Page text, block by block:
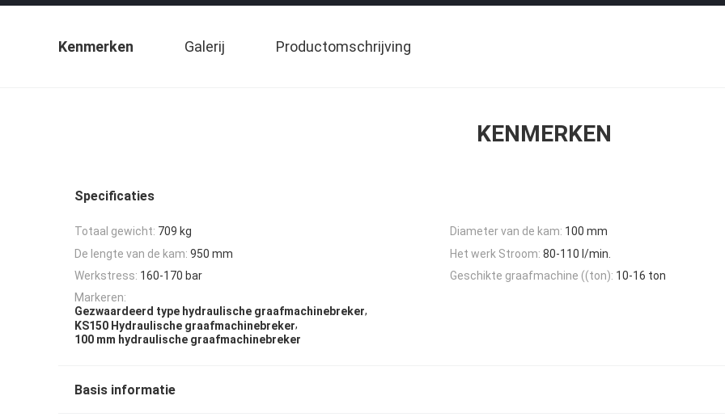
Kenmerken Galerij Productomschrijving
KENMERKEN
Specificaties
Totaal gewicht: 709 kg Diameter van de kam: 100 mm
De lengte van de kam: 950 mm Het werk Stroom: 80-110 l/min.
Werkstress: 160-170 bar Geschikte graafmachine ((ton): 10-16 ton
Markeren:
Gezwaardeerd type hydraulische graafmachinebreker,
KS150 Hydraulische graafmachinebreker,
100 mm hydraulische graafmachinebreker
Basis informatie